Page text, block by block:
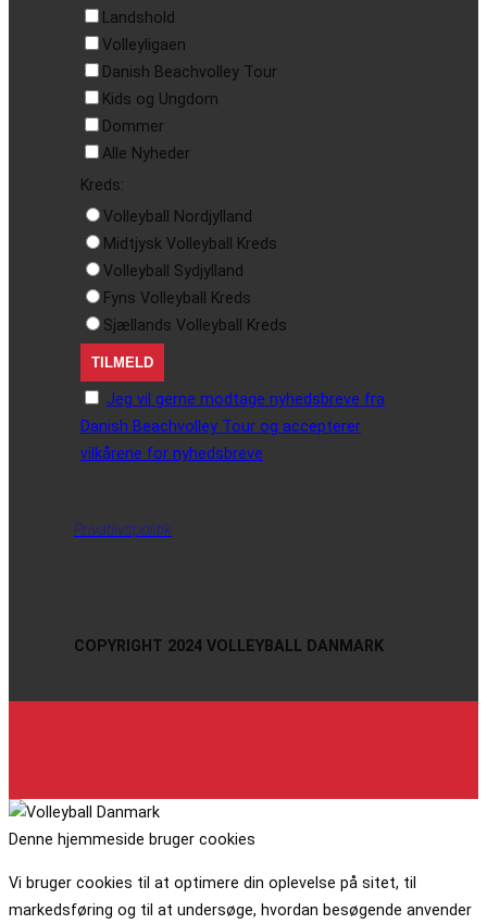
Landshold
Volleyligaen
Danish Beachvolley Tour
Kids og Ungdom
Dommer
Alle Nyheder
Kreds:
Volleyball Nordjylland
Midtjysk Volleyball Kreds
Volleyball Sydjylland
Fyns Volleyball Kreds
Sjællands Volleyball Kreds
Jeg vil gerne modtage nyhedsbreve fra
Danish Beachvolley Tour og accepterer
vilkårene for nyhedsbreve
Privatlivspolitik
COPYRIGHT 2024 VOLLEYBALL DANMARK
Denne hjemmeside bruger cookies
Vi bruger cookies til at optimere din oplevelse på sitet, til
markedsføring og til at undersøge, hvordan besøgende anvender